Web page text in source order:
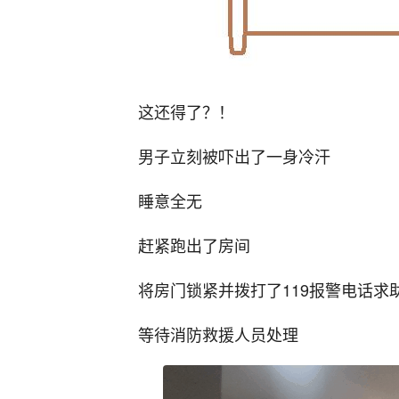
这还得了？！
男子立刻被吓出了一身冷汗
睡意全无
赶紧跑出了房间
将房门锁紧并拨打了119报警电话求
等待消防救援人员处理